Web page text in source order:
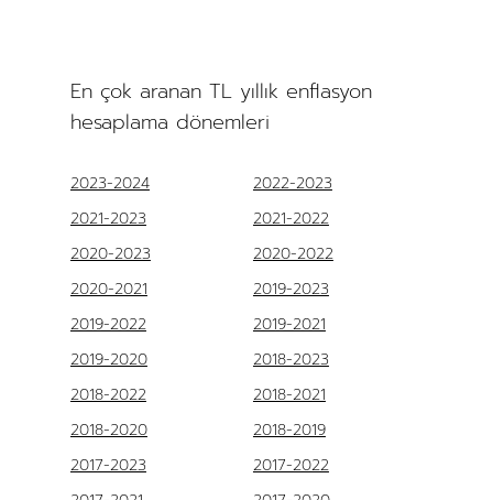
En çok aranan TL yıllık enflasyon
hesaplama dönemleri
2023-2024
2022-2023
2021-2023
2021-2022
2020-2023
2020-2022
2020-2021
2019-2023
2019-2022
2019-2021
2019-2020
2018-2023
2018-2022
2018-2021
2018-2020
2018-2019
2017-2023
2017-2022